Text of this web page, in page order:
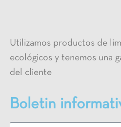
Utilizamos productos de
ecológicos y tenemos una
del cliente
Boletin